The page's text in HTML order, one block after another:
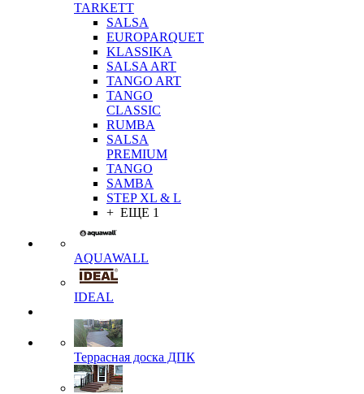
TARKETT
SALSA
EUROPARQUET
KLASSIKA
SALSA ART
TANGO ART
TANGO
CLASSIC
RUMBA
SALSA
PREMIUM
TANGO
SAMBA
STEP XL & L
+ ЕЩЕ 1
AQUAWALL
IDEAL
Террасная доска ДПК